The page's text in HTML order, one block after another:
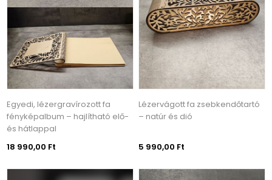
Egyedi, lézergravírozott fa
fényképalbum – hajlítható elő-
és hátlappal
18 990,00 Ft
Lézervágott fa zsebkendőtartó
– natúr és dió
5 990,00 Ft